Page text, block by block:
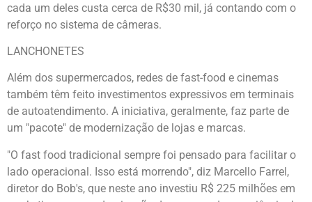
cada um deles custa cerca de R$30 mil, já contando com o
reforço no sistema de câmeras.
LANCHONETES
Além dos supermercados, redes de fast-food e cinemas
também têm feito investimentos expressivos em terminais
de autoatendimento. A iniciativa, geralmente, faz parte de
um "pacote" de modernização de lojas e marcas.
"O fast food tradicional sempre foi pensado para facilitar o
lado operacional. Isso está morrendo", diz Marcello Farrel,
diretor do Bob's, que neste ano investiu R$ 225 milhões em